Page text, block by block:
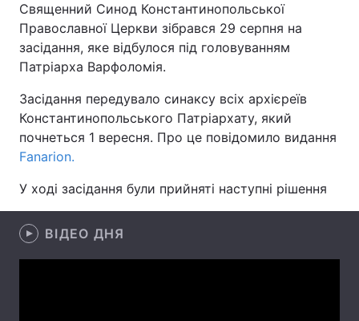
Головна
Україна Політика
Економіка Світ
Зброя
Священний Синод Константинопольської
Православної Церкви зібрався 29 серпня на
засідання, яке відбулося під головуванням
Патріарха Варфоломія.
Засідання передувало синаксу всіх архієреїв
Константинопольського Патріархату, який
почнеться 1 вересня. Про це повідомило видання
Fanarion.
У ході засідання були прийняті наступні рішення
ВІДЕО ДНЯ